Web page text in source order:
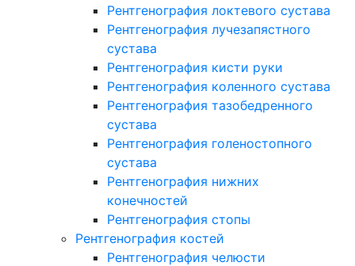
Рентгенография локтевого сустава
Рентгенография лучезапястного
сустава
Рентгенография кисти руки
Рентгенография коленного сустава
Рентгенография тазобедренного
сустава
Рентгенография голеностопного
сустава
Рентгенография нижних
конечностей
Рентгенография стопы
Рентгенография костей
Рентгенография челюсти